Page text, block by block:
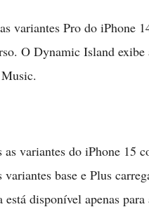
variantes Pro do iPhone
O Dynamic Island
variantes do iPhone 15
base e Plus
disponível apenas